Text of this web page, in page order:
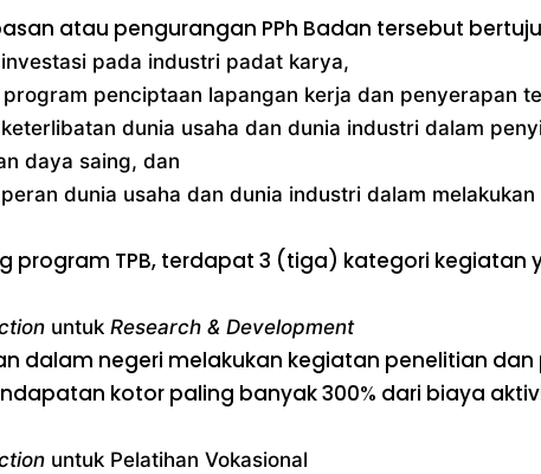
atau pengurangan PPh Badan tersebut
pada industri padat karya,
penciptaan lapangan kerja dan penyerapan
dunia usaha dan dunia industri dalam
daya saing, dan
dunia usaha dan dunia industri dalam
program TPB, terdapat 3 (tiga) kategori
untuk Research & Development
dalam negeri melakukan kegiatan penelitian
kotor paling banyak 300% dari biaya
untuk Pelatihan Vokasional